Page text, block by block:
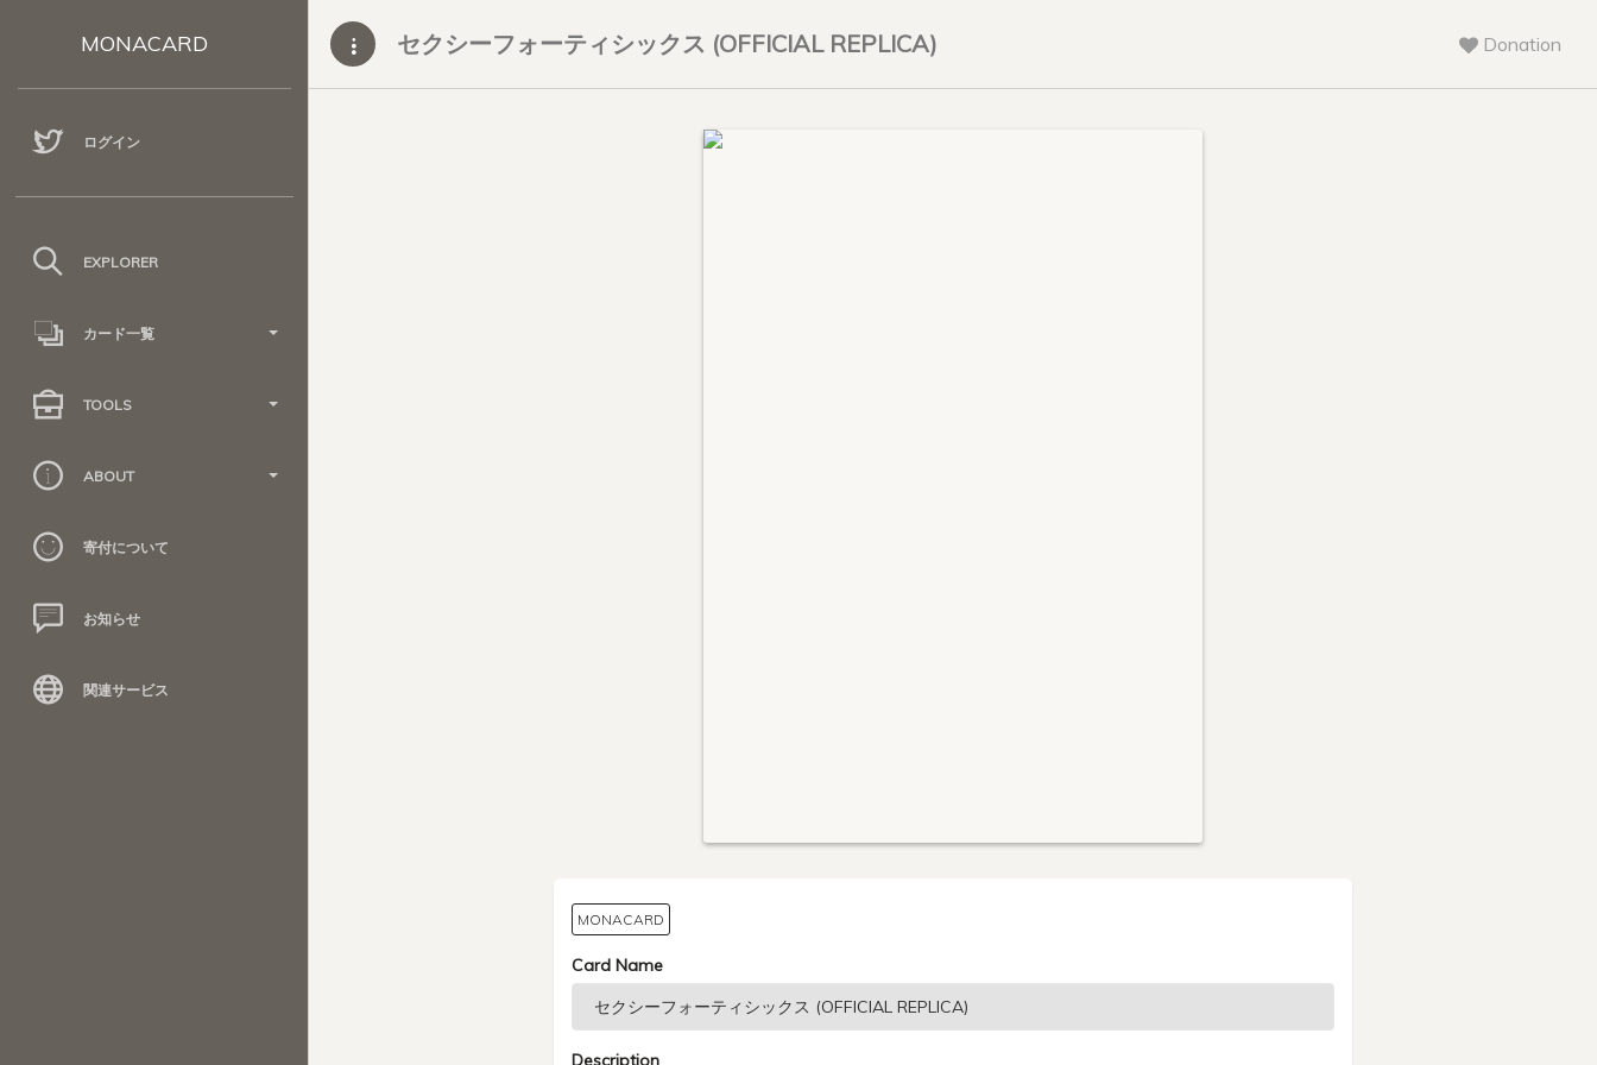
MONACARD
ログイン
EXPLORER
カード一覧
TOOLS
ABOUT
寄付について
お知らせ
関連サービス
セクシーフォーティシックス (OFFICIAL REPLICA) Donation
MONACARD
Card Name
Description